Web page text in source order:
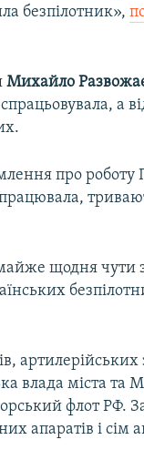
безпілотник»,
Михайло
а
про
щодня чути
артилерійських
влада міста та
флот РФ.
апаратів і сім